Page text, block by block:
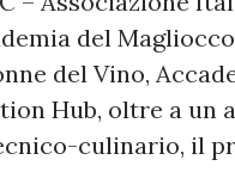
del Magliocco,
del Vino,
Hub, oltre a un
culinario, il